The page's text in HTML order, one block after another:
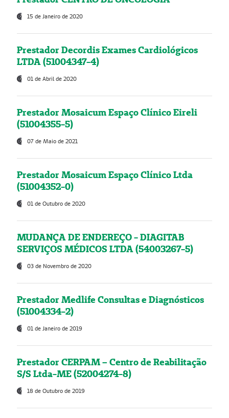
15 de Janeiro de 2020
Prestador Decordis Exames Cardiológicos
LTDA (51004347-4)
01 de Abril de 2020
Prestador Mosaicum Espaço Clínico Eireli
(51004355-5)
07 de Maio de 2021
Prestador Mosaicum Espaço Clínico Ltda
(51004352-0)
01 de Outubro de 2020
MUDANÇA DE ENDEREÇO - DIAGITAB
SERVIÇOS MÉDICOS LTDA (54003267-5)
03 de Novembro de 2020
Prestador Medlife Consultas e Diagnósticos
(51004334-2)
01 de Janeiro de 2019
Prestador CERPAM – Centro de Reabilitação
S/S Ltda-ME (52004274-8)
18 de Outubro de 2019